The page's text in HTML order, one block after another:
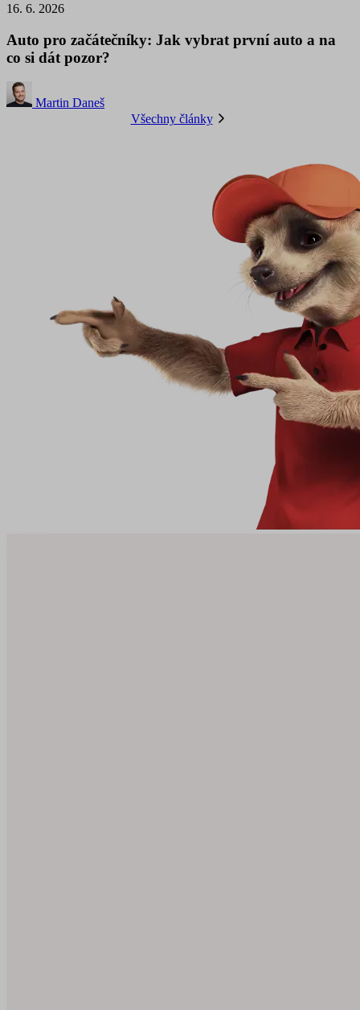
16. 6. 2026
Auto pro začátečníky: Jak vybrat první auto a na
co si dát pozor?
Martin Daneš
Všechny články